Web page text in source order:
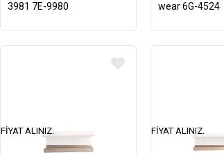
3981 7E-9980
wear 6G-4524
FIYAT ALINIZ. FIYAT ALINIZ.